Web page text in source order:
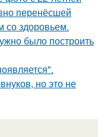
перенёсшей
со здоровьем.
было построить
но это не